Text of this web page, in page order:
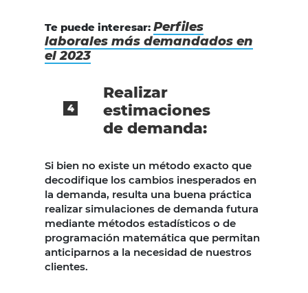
Te puede interesar: Perfiles
laborales más demandados en
el 2023
Realizar
estimaciones
de demanda:
Si bien no existe un método exacto que
decodifique los cambios inesperados en
la demanda, resulta una buena práctica
realizar simulaciones de demanda futura
mediante métodos estadísticos o de
programación matemática que permitan
anticiparnos a la necesidad de nuestros
clientes.